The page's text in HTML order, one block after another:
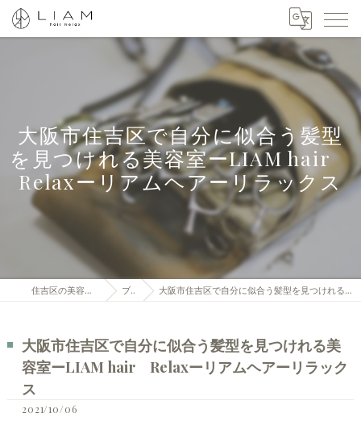
大阪市住吉区で自分に似合う髪型
を見つけれる美容室ーLIAM hair
Relaxーリアムヘアーリラックス
住吉区の美容室はLIAM hair Relax ブログ 大阪市住吉区で自分に似合う髪型を見つけれる美容室ーLIAM hair Relaxーリアムヘアーリラックス
大阪市住吉区で自分に似合う髪型を見つけれる美
容室ーLIAM hair Relaxーリアムヘアーリラック
ス
2021/10/06